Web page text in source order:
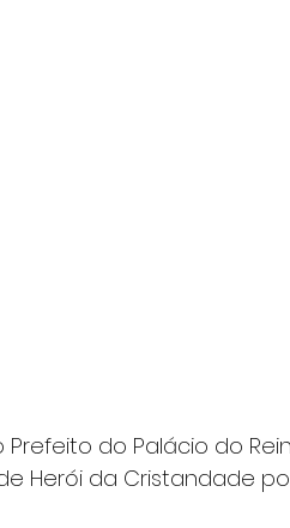
do Palácio do
Herói da Cristandade